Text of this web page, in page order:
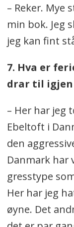
– Reker. Mye
min bok. Jeg
jeg kan fint
7. Hva er
drar til igjen
– Her har jeg
Ebeltoft i
den
Danmark har
gresstype
Her har jeg
øyne. Det